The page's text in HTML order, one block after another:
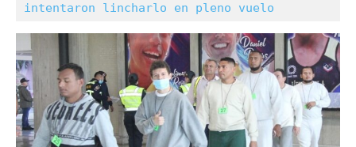
intentaron lincharlo en pleno vuelo